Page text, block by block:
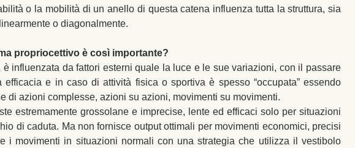
o la mobilità di un anello di questa catena influenza tutta la struttura, sia
o diagonalmente.
propriocettivo è così importante?
è influenzata da fattori esterni quale la luce e le sue variazioni, con il passare
efficacia e in caso di attività fisica o sportiva è spesso “occupata” essendo
di azioni complesse, azioni su azioni, movimenti su movimenti.
estremamente grossolane e imprecise, lente ed efficaci solo per situazioni
di caduta. Ma non fornisce output ottimali per movimenti economici, precisi
i movimenti in situazioni normali con una strategia che utilizza il vestibolo